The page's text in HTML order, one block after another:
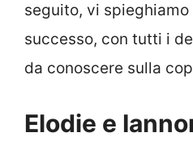
seguito, vi
successo, con tutti i
da conoscere sulla
Elodie e